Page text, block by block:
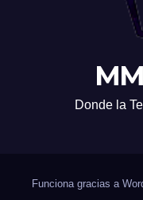
Donde la
Funciona gracias a